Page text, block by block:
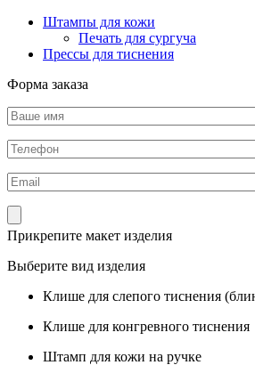
Штампы для кожи
Печать для сургуча
Прессы для тиснения
Форма заказа
Прикрепите макет изделия
Выберите вид изделия
Клише для слепого тиснения
Клише для конгревного тиснения
Штамп для кожи на ручке